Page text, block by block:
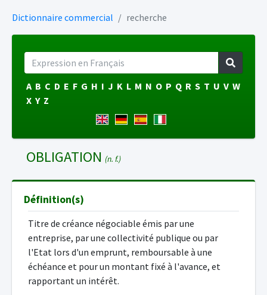
Dictionnaire commercial recherche
A B C D E F G H I J K L M N O P Q R S T U V W
X Y Z
OBLIGATION (n. f.)
Définition(s)
Titre de créance négociable émis par une
entreprise, par une collectivité publique ou par
l'Etat lors d'un emprunt, remboursable à une
échéance et pour un montant fixé à l'avance, et
rapportant un intérêt.